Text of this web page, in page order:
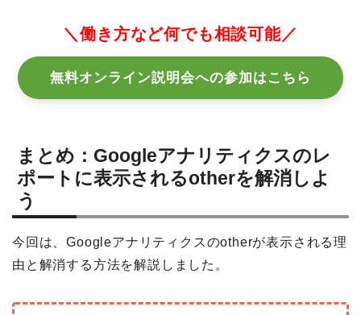
＼働き方など何でも相談可能／
無料オンライン説明会への参加はこちら
まとめ：Googleアナリティクスのレ
ポートに表示されるotherを解消しよ
う
今回は、Googleアナリティクスのotherが表示される理
由と解消する方法を解説しました。